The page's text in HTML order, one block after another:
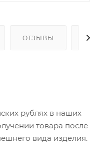
ОТЗЫВЫ
рублях в наших
товара после
вида изделия.